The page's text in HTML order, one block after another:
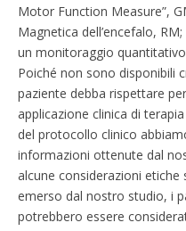
Motor Function Measure”,
Magnetica dell’encefalo,
un monitoraggio
Poiché non sono disponibili
paziente debba rispettare
applicazione clinica di
del protocollo clinico
informazioni ottenute dal
alcune considerazioni
emerso dal nostro studio, i
potrebbero essere